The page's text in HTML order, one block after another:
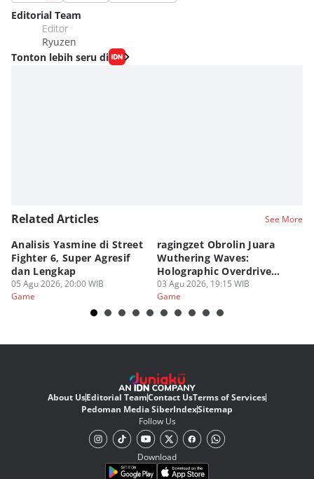
Editorial Team
Editor
Ryuzen
Tonton lebih seru di
Related Articles See More
Analisis Yasmine di Street
Fighter 6, Super Agresif
dan Lengkap
05 Agu 2026, 20:00 WIB
Game
ragingzet Obrolin Juara
Wuthering Waves:
Holographic Overdrive
2026!
03 Agu 2026, 19:15 WIB
Game
About UsEditorial TeamContact UsTerms of Services
Pedoman Media SiberIndexSitemap
Follow Us
Download